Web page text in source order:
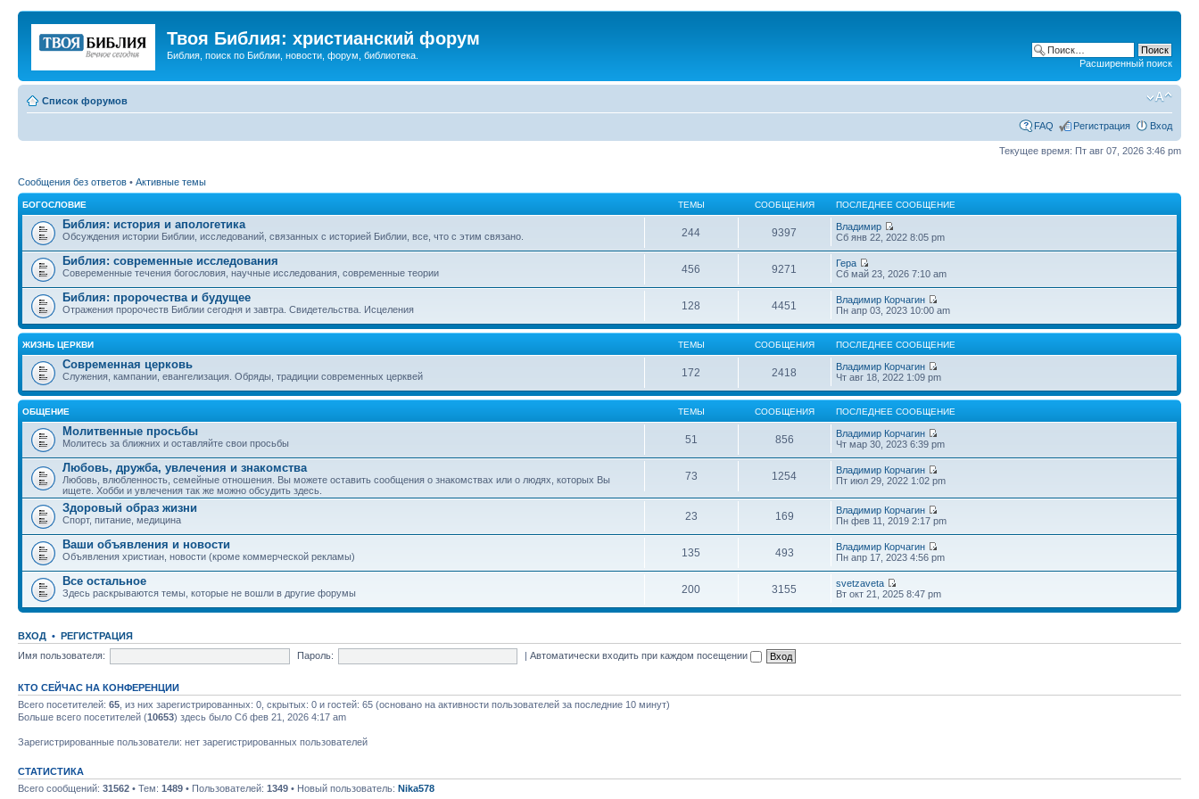
Твоя Библия: христианский форум
Библия, поиск по Библии, новости, форум, библиотека.
Расширенный поиск
Список форумов
FAQ Регистрация Вход
Текущее время: Пт авг 07, 2026 3:46 pm
Сообщения без ответов • Активные темы
БОГОСЛОВИЕ ТЕМЫ СООБЩЕНИЯ ПОСЛЕДНЕЕ СООБЩЕНИЕ
Библия: история и апологетика
Обсуждения истории Библии, исследований, связанных с историей Библии, все, что с этим связано. 244 9397
Владимир
Сб янв 22, 2022 8:05 pm
Библия: современные исследования
Совеременные течения богословия, научные исследования, современные теории 456 9271
Гера
Сб май 23, 2026 7:10 am
Библия: пророчества и будущее
Отражения пророчеств Библии сегодня и завтра. Свидетельства. Исцеления 128 4451
Владимир Корчагин
Пн апр 03, 2023 10:00 am
ЖИЗНЬ ЦЕРКВИ ТЕМЫ СООБЩЕНИЯ ПОСЛЕДНЕЕ СООБЩЕНИЕ
Современная церковь
Служения, кампании, евангелизация. Обряды, традиции современных церквей 172 2418
Владимир Корчагин
Чт авг 18, 2022 1:09 pm
ОБЩЕНИЕ ТЕМЫ СООБЩЕНИЯ ПОСЛЕДНЕЕ СООБЩЕНИЕ
Молитвенные просьбы
Молитесь за ближних и оставляйте свои просьбы 51 856
Владимир Корчагин
Чт мар 30, 2023 6:39 pm
Любовь, дружба, увлечения и знакомства
Любовь, влюбленность, семейные отношения. Вы можете оставить сообщения о знакомствах или о людях, которых Вы
ищете. Хобби и увлечения так же можно обсудить здесь.
73 1254
Владимир Корчагин
Пт июл 29, 2022 1:02 pm
Здоровый образ жизни
Спорт, питание, медицина 23 169
Владимир Корчагин
Пн фев 11, 2019 2:17 pm
Ваши объявления и новости
Объявления христиан, новости (кроме коммерческой рекламы) 135 493
Владимир Корчагин
Пн апр 17, 2023 4:56 pm
Все остальное
Здесь раскрываются темы, которые не вошли в другие форумы 200 3155
svetzaveta
Вт окт 21, 2025 8:47 pm
ВХОД • РЕГИСТРАЦИЯ
Имя пользователя:
Пароль: |Автоматически входить при каждом посещении
КТО СЕЙЧАС НА КОНФЕРЕНЦИИ
Всего посетителей: 65 , из них зарегистрированных: 0, скрытых: 0 и гостей: 65 (основано на активности пользователей за последние 10 минут)
Больше всего посетителей (10653) здесь было Сб фев 21, 2026 4:17 am
Зарегистрированные пользователи: нет зарегистрированных пользователей
СТАТИСТИКА
Всего сообщений: 31562 • Тем: 1489 • Пользователей: 1349 • Новый пользователь: Nika578